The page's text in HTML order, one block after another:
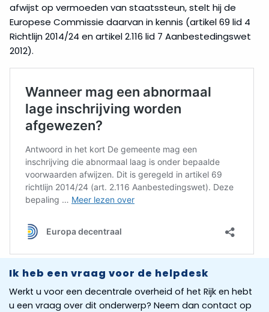
afwijst op vermoeden van staatssteun, stelt hij de
Europese Commissie daarvan in kennis (artikel 69 lid 4
Richtlijn 2014/24 en artikel 2.116 lid 7 Aanbestedingswet
2012).
Ik heb een vraag voor de helpdesk
Werkt u voor een decentrale overheid of het Rijk en hebt
u een vraag over dit onderwerp? Neem dan contact op